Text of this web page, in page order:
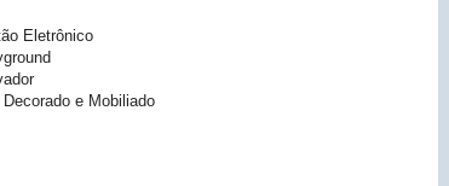
Eletrônico
Decorado e Mobiliado